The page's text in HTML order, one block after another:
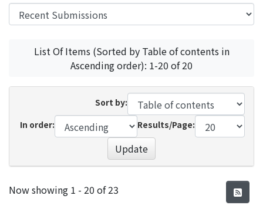
List Of Items (Sorted by Table of contents in
Ascending order): 1-20 of 20
Sort by:
In order:
Results/Page:
Update
Recent Submissions
Now showing 1 - 20 of 23